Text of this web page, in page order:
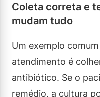
Coleta correta e
mudam tudo
Um exemplo
atendimento é
antibiótico. Se o
remédio, a cultura